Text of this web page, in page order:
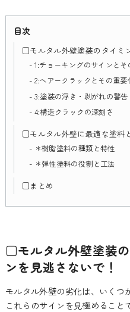
目次
□モルタル外壁塗装のタイミ
1:チョーキングのサインとそ
2:ヘアークラックとその重要
3:塗装の浮き・剥がれの警告
4:構造クラックの深刻さ
□モルタル外壁に最適な塗料
＊樹脂塗料の種類と特性
＊弾性塗料の役割と工法
□まとめ
□モルタル外壁塗装
ンを見逃さないで！
モルタル外壁の劣化は、いくつ
これらのサインを見極めるこ